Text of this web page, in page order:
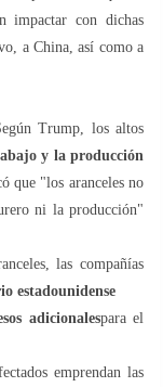
impactar con dichas
a China, así como a
Trump, los altos
y la producción
que "los aranceles no
ni la producción"
las compañías
estadounidense
adicionalespara el
emprendan las